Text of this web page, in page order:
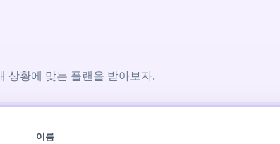
상황에 맞는 플랜을 받아보자.
이름